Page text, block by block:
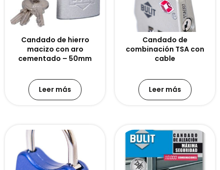
Candado de hierro
macizo con aro
cementado – 50mm
Leer más
Candado de
combinación TSA con
cable
Leer más